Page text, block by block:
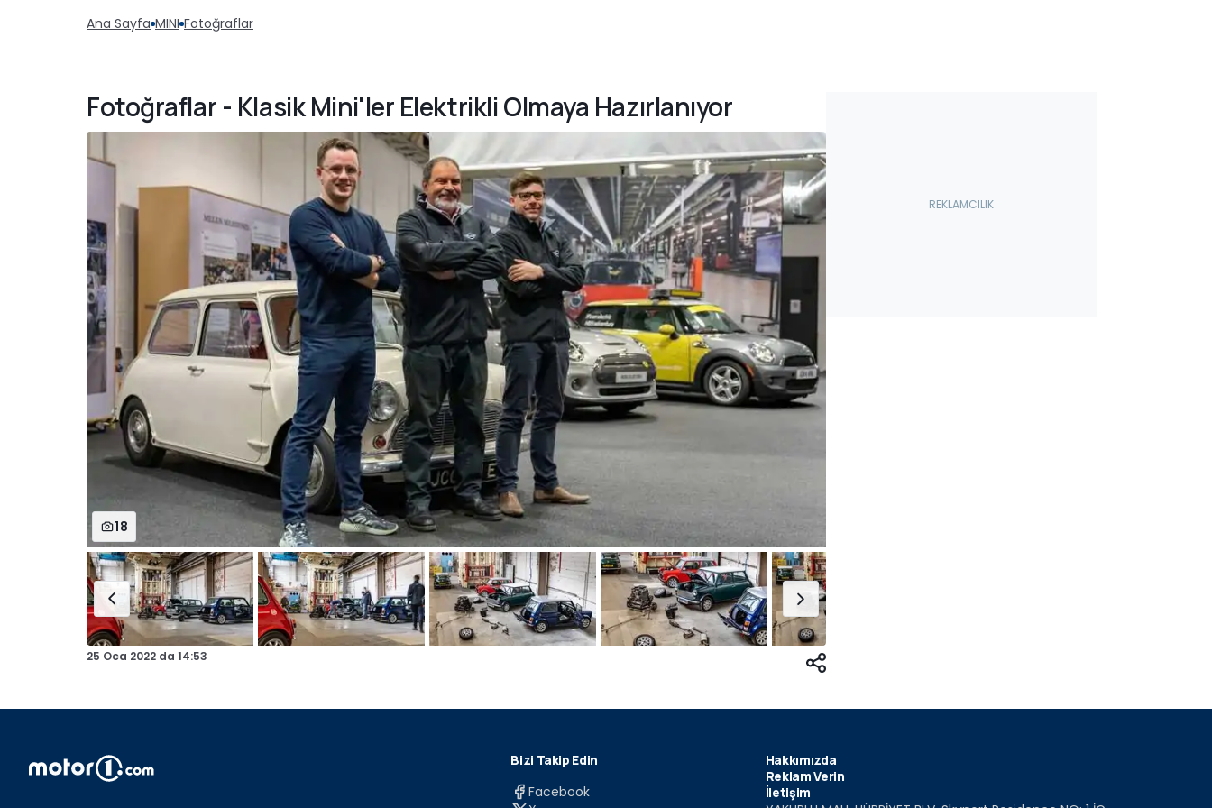
Ana Sayfa MINI Fotoğraflar
Fotoğraflar - Klasik Mini'ler Elektrikli Olmaya Hazırlanıyor
18
25 Oca 2022 da 14:53
Bizi Takip Edin
Facebook
Hakkımızda
Reklam Verin
İletişim